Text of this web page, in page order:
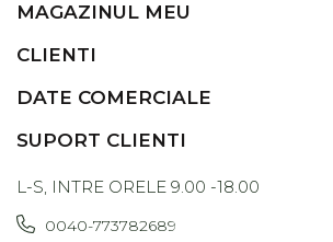
MAGAZINUL MEU
CLIENTI
DATE COMERCIALE
SUPORT CLIENTI
L-S, INTRE ORELE 9.00 -18.00
0040-773782689